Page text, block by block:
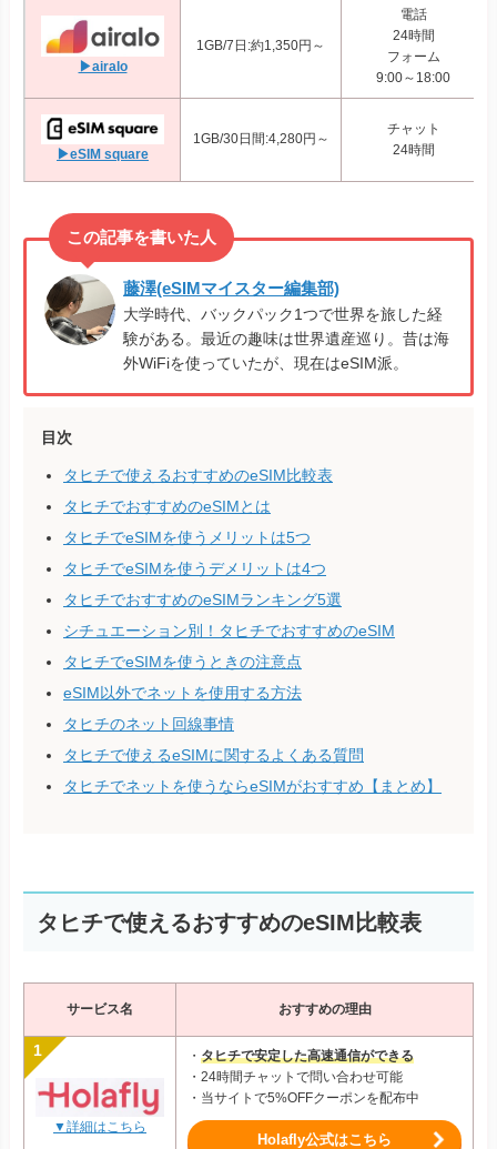
▶airalo
1GB/7日:約1,350円～
電話
24時間
フォーム
9:00～18:00
▶eSIM square
1GB/30日間:4,280円～
チャット
24時間
藤澤(eSIMマイスター編集部)
大学時代、バックパック1つで世界を旅した経
験がある。最近の趣味は世界遺産巡り。昔は海
外WiFiを使っていたが、現在はeSIM派。
目次
タヒチで使えるおすすめのeSIM比較表
タヒチでおすすめのeSIMとは
タヒチでeSIMを使うメリットは5つ
タヒチでeSIMを使うデメリットは4つ
タヒチでおすすめのeSIMランキング5選
シチュエーション別！タヒチでおすすめのeSIM
タヒチでeSIMを使うときの注意点
eSIM以外でネットを使用する方法
タヒチのネット回線事情
タヒチで使えるeSIMに関するよくある質問
タヒチでネットを使うならeSIMがおすすめ【まとめ】
タヒチで使えるおすすめのeSIM比較表
サービス名 おすすめの理由
▼詳細はこちら
・ タヒチで安定した高速通信ができる
・24時間チャットで問い合わせ可能
・当サイトで5%OFFクーポンを配布中
Holafly公式はこちら